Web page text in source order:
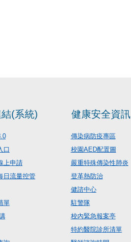
(系統)
口
上申請
日流量控管
單
健康安全資訊
傳染病防疫專區
校園AED配置圖
嚴重特殊傳染性肺炎
登革熱防治
健諮中心
駐警隊
校內緊急報案亭
特約醫院診所清單